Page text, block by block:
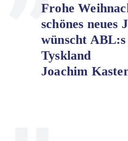
Frohe
schönes neues
wünscht
Tyskland
Joachim